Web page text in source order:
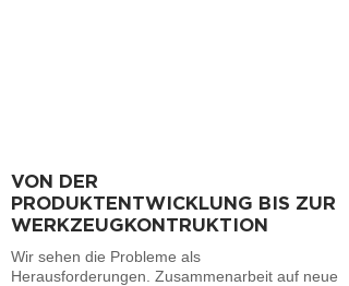
VON DER
PRODUKTENTWICKLUNG BIS ZUR
WERKZEUGKONTRUKTION
Wir sehen die Probleme als
Herausforderungen. Zusammenarbeit auf neue